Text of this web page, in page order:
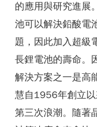
的應用與研究進展
池可以解決鉛酸電
題，因此加入超級
長鋰電池的壽命。
解決方案之一是高
慧自1956年創立
第三次浪潮。隨著